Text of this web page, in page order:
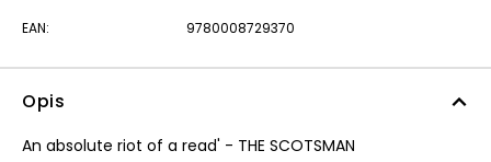
EAN: 9780008729370
Opis
An absolute riot of a read' - THE SCOTSMAN